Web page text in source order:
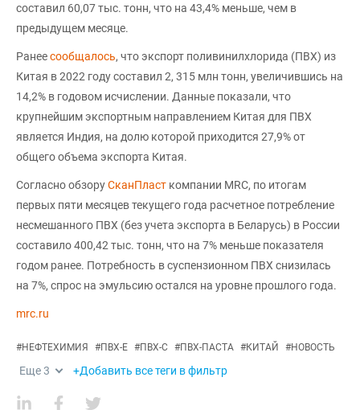
составил 60,07 тыс. тонн, что на 43,4% меньше, чем в
предыдущем месяце.
Ранеесообщалось, что экспорт поливинилхлорида (ПВХ) из
Китая в 2022 году составил 2, 315 млн тонн, увеличившись на
14,2% в годовом исчислении. Данные показали, что
крупнейшим экспортным направлением Китая для ПВХ
является Индия, на долю которой приходится 27,9% от
общего объема экспорта Китая.
Согласно обзоруСканПласт компании MRC, по итогам
первых пяти месяцев текущего года расчетное потребление
несмешанного ПВХ (без учета экспорта в Беларусь) в России
составило 400,42 тыс. тонн, что на 7% меньше показателя
годом ранее. Потребность в суспензионном ПВХ снизилась
на 7%, спрос на эмульсию остался на уровне прошлого года.
mrc.ru
#НЕФТЕХИМИЯ #ПВХ-Е #ПВХ-С #ПВХ-ПАСТА #КИТАЙ #НОВОСТЬ
Еще3 +Добавить все теги в фильтр